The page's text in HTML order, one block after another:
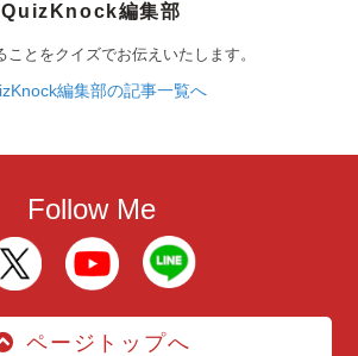
QuizKnock編集部
とをクイズでお伝えいたします。
編集部の記事一覧へ
Follow Me
ページトップへ